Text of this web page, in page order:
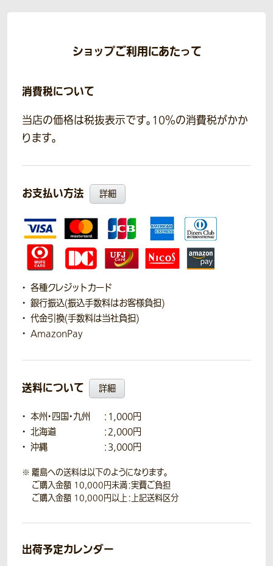
ショップご利用にあたって
消費税について
当店の価格は税抜表示です。10％の消費税がかか
ります。
お支払い方法 詳細
各種クレジットカード
銀行振込(振込手数料はお客様負担)
代金引換(手数料は当社負担)
AmazonPay
送料について 詳細
本州・四国・九州
：1,000円
北海道
：2,000円
沖縄
：3,000円
離島への送料は以下のようになります。
ご購入金額 10,000円未満：実費ご負担
ご購入金額 10,000円以上：上記送料区分
出荷予定カレンダー